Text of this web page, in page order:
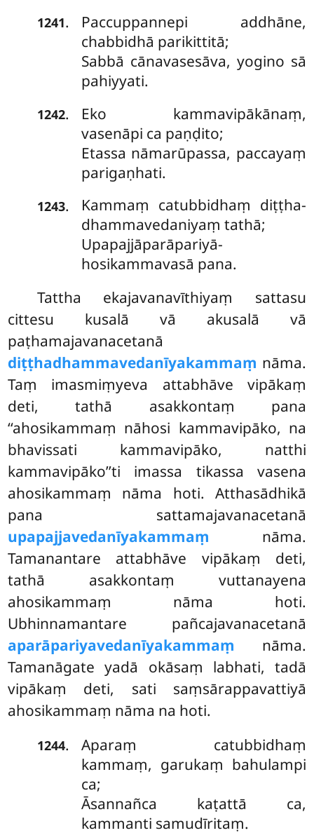
1241.
Paccuppannepi addhāne,
chabbidhā parikittitā;
Sabbā cānavasesāva, yogino sā
pahiyyati.
1242.
Eko kammavipākānaṃ,
vasenāpi ca paṇḍito;
Etassa nāmarūpassa, paccayaṃ
parigaṇhati.
1243.
Kammaṃ catubbidhaṃ diṭṭha-
dhammavedaniyaṃ tathā;
Upapajjāparāpariyā-
hosikammavasā pana.
Tattha ekajavanavīthiyaṃ sattasu
cittesu kusalā vā akusalā vā
paṭhamajavanacetanā
diṭṭhadhammavedanīyakammaṃ nāma.
Taṃ imasmiṃyeva attabhāve vipākaṃ
deti, tathā asakkontaṃ pana
‘‘ahosikammaṃ nāhosi kammavipāko, na
bhavissati kammavipāko, natthi
kammavipāko’’ti imassa tikassa vasena
ahosikammaṃ nāma hoti. Atthasādhikā
pana sattamajavanacetanā
upapajjavedanīyakammaṃ nāma.
Tamanantare attabhāve vipākaṃ deti,
tathā asakkontaṃ vuttanayena
ahosikammaṃ nāma hoti.
Ubhinnamantare pañcajavanacetanā
aparāpariyavedanīyakammaṃ nāma.
Tamanāgate yadā okāsaṃ labhati, tadā
vipākaṃ deti, sati saṃsārappavattiyā
ahosikammaṃ nāma na hoti.
1244. Aparaṃ catubbidhaṃ
kammaṃ, garukaṃ bahulampi
ca;
Āsannañca kaṭattā ca,
kammanti samudīritaṃ.